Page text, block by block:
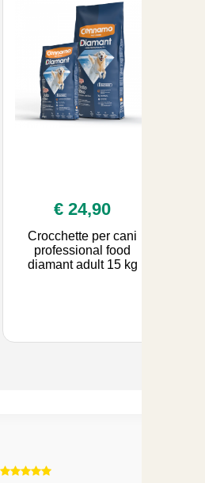
€ 24,90
Crocchette per cani
professional food
diamant adult 15 kg